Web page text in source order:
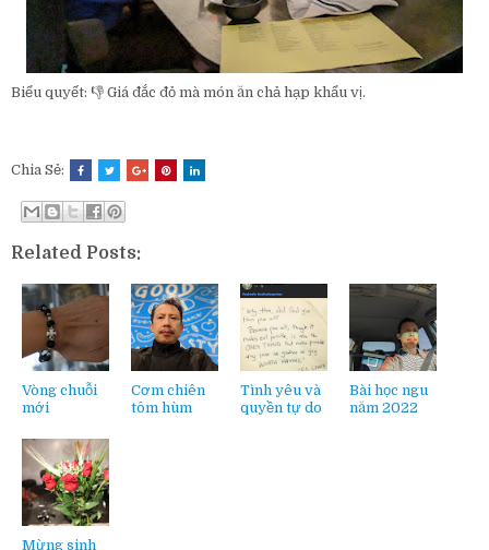
Biểu quyết: 👎 Giá đắc đỏ mà món ăn chả hạp khẩu vị.
Chia Sẻ:
Related Posts:
Vòng chuỗi
mới
Cơm chiên
tôm hùm
Tình yêu và
quyền tự do
Bài học ngu
năm 2022
Mừng sinh